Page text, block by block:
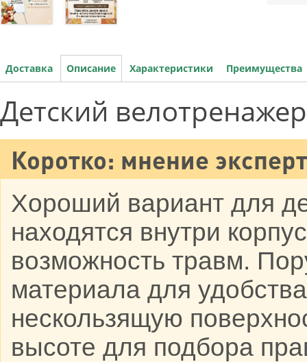
Доставка Описание Характеристики Преимущества
Детский
Коротко: мнение
Хороший вариант для
находятся внутри
возможность травм.
материала для
нескользящую
высоте для подбора